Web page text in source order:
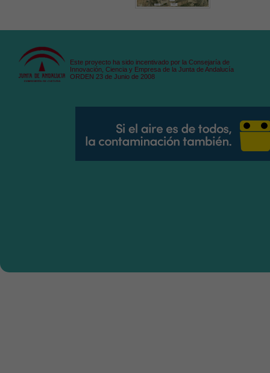
Este proyecto ha sido incentivado por la Consejaría de
Innovación, Ciencia y Empresa de la Junta de Andalucía
ORDEN 23 de Junio de 2008